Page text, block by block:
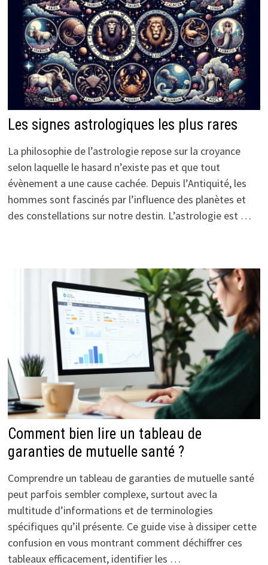
Les signes astrologiques les plus rares
La philosophie de l’astrologie repose sur la croyance
selon laquelle le hasard n’existe pas et que tout
évènement a une cause cachée. Depuis l’Antiquité, les
hommes sont fascinés par l’influence des planètes et
des constellations sur notre destin. L’astrologie est …
Comment bien lire un tableau de
garanties de mutuelle santé ?
Comprendre un tableau de garanties de mutuelle santé
peut parfois sembler complexe, surtout avec la
multitude d’informations et de terminologies
spécifiques qu’il présente. Ce guide vise à dissiper cette
confusion en vous montrant comment déchiffrer ces
tableaux efficacement, identifier les …